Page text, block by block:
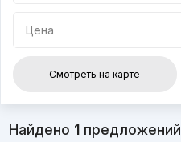
Цена
Смотреть на карте
Найдено 1предложений